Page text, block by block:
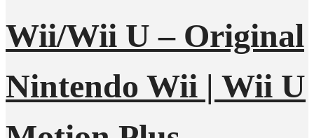
Wii/Wii U – Original
Nintendo Wii | Wii U